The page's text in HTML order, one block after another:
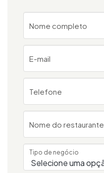
Nome completo
E-mail
Telefone
Nome do restaurante
Tipo de negócio